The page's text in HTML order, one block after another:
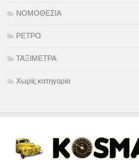
ΝΟΜΟΘΕΣΙΑ
ΡΕΤΡΟ
ΤΑΞΙΜΕΤΡΑ
Χωρίς κατηγορία